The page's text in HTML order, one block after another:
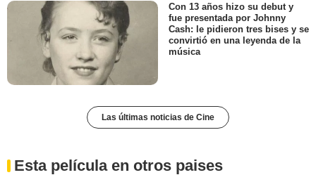
Con 13 años hizo su debut y
fue presentada por Johnny
Cash: le pidieron tres bises y se
convirtió en una leyenda de la
música
Las últimas noticias de Cine
Esta película en otros paises